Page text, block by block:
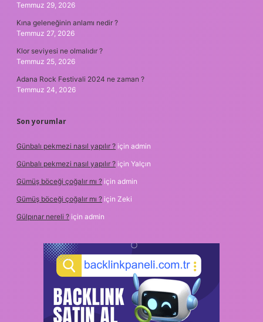
Temmuz 29, 2026
Kına geleneğinin anlamı nedir ?
Temmuz 27, 2026
Klor seviyesi ne olmalıdır ?
Temmuz 25, 2026
Adana Rock Festivali 2024 ne zaman ?
Temmuz 24, 2026
Son yorumlar
Günbalı pekmezi nasıl yapılır ? için admin
Günbalı pekmezi nasıl yapılır ? için Yalçın
Gümüş böceği çoğalır mı ? için admin
Gümüş böceği çoğalır mı ? için Zeki
Gülpınar nereli ? için admin